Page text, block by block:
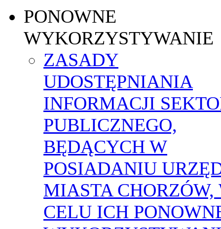
PONOWNE
WYKORZYSTYWANIE
ZASADY
UDOSTĘPNIANIA
INFORMACJI
PUBLICZNEGO,
BĘDĄCYCH W
POSIADANIU
MIASTA CHORZÓW,
CELU ICH